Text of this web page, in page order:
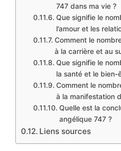
747 dans ma vie ?
Que signifie le
l’amour et les
Comment le
à la carrière et au
Que signifie le
la santé et le bien-
Comment le
à la manifestation
Quelle est la
angélique 747 ?
Liens sources